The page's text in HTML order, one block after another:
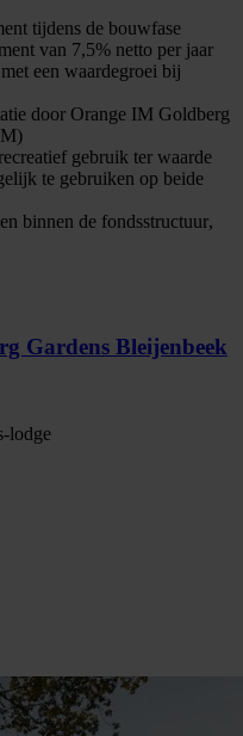
tijdens de bouwfase
van 7,5% netto per jaar
met een waardegroei bij
door Orange IM Goldberg
gebruik ter waarde
te gebruiken op beide
binnen de fondsstructuur,
Gardens Bleijenbeek
lodge